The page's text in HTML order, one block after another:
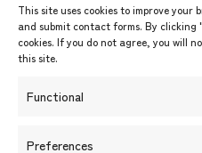
This site uses cookies to improve
and submit contact forms. By
cookies. If you do not agree, you will
this site.
Functional
Preferences
開催中・開催予定のイベント
イベント案内
お知らせ